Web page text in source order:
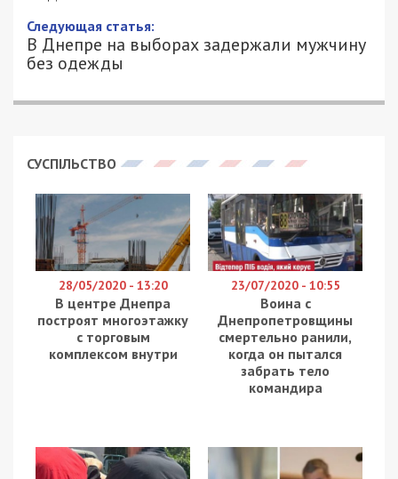
Следующая статья:
В Днепре на выборах задержали мужчину
без одежды
СУСПІЛЬСТВО
28/05/2020 - 13:20
В центре Днепра
построят многоэтажку
с торговым
комплексом внутри
23/07/2020 - 10:55
Воина с
Днепропетровщины
смертельно ранили,
когда он пытался
забрать тело
командира